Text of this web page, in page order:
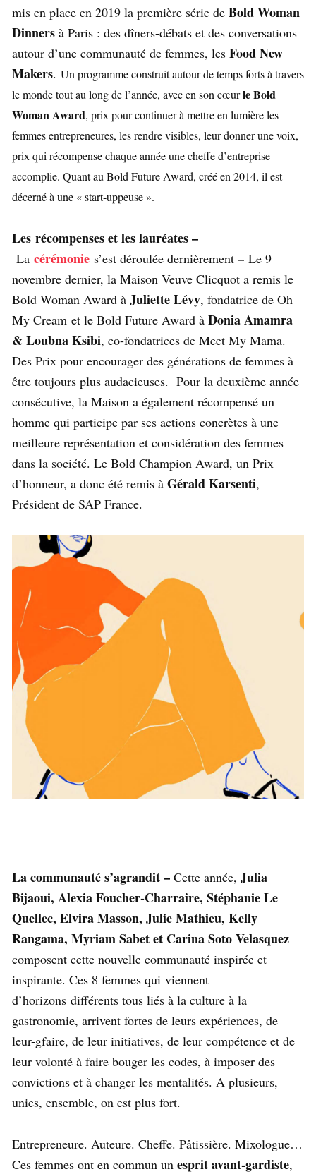
mis en place en 2019 la première série de Bold Woman
Dinners à Paris : des dîners-débats et des conversations
autour d’une communauté de femmes, les Food New
Makers. Un programme construit autour de temps forts à travers
le monde tout au long de l’année, avec en son cœurle Bold
Woman Award, prix pour continuer à mettre en lumière les
femmes entrepreneures, les rendre visibles, leur donner une voix,
prix qui récompense chaque année une cheffe d’entreprise
accomplie. Quant au Bold Future Award, créé en 2014, il est
décerné à une « start-uppeuse ».
Les récompenses et les lauréates –
La cérémonie s’est déroulée dernièrement – Le 9
novembre dernier, la Maison Veuve Clicquot a remis le
Bold Woman Award à Juliette Lévy, fondatrice de Oh
My Cream et le Bold Future Award à Donia Amamra
& Loubna Ksibi, co-fondatrices de Meet My Mama.
Des Prix pour encourager des générations de femmes à
être toujours plus audacieuses. Pour la deuxième année
consécutive, la Maison a également récompensé un
homme qui participe par ses actions concrètes à une
meilleure représentation et considération des femmes
dans la société. Le Bold Champion Award, un Prix
d’honneur, a donc été remis à Gérald Karsenti,
Président de SAP France.
La communauté s’agrandit – Cette année, Julia
Bijaoui, Alexia Foucher-Charraire, Stéphanie Le
Quellec, Elvira Masson, Julie Mathieu, Kelly
Rangama, Myriam Sabet et Carina Soto Velasquez
composent cette nouvelle communauté inspirée et
inspirante. Ces 8 femmes qui viennent
d’horizons différents tous liés à la culture à la
gastronomie, arrivent fortes de leurs expériences, de
leur-gfaire, de leur initiatives, de leur compétence et de
leur volonté à faire bouger les codes, à imposer des
convictions et à changer les mentalités. A plusieurs,
unies, ensemble, on est plus fort.
Entrepreneure. Auteure. Cheffe. Pâtissière. Mixologue…
Ces femmes ont en commun un esprit avant-gardiste,